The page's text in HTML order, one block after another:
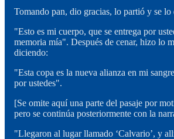
Tomando pan, dio gracias, lo partió y se
"Esto es mi cuerpo, que se entrega por
memoria mía". Después de cenar, hizo lo
diciendo:
"Esta copa es la nueva alianza en mi
por ustedes".
[Se omite aquí una parte del pasaje por
pero se continúa posteriormente con la
"Llegaron al lugar llamado ‘Calvario’, y